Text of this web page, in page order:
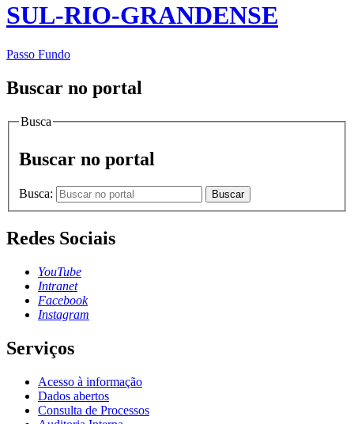
SUL-RIO-GRANDENSE
Passo Fundo
Buscar no portal
Busca
Buscar no portal
Busca: Buscar
Redes Sociais
YouTube
Intranet
Facebook
Instagram
Serviços
Acesso à informação
Dados abertos
Consulta de Processos